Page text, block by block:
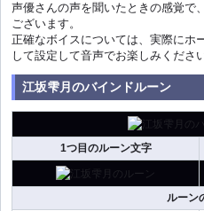
声優さんの声を聞いたときの感覚で
ございます。
正確なボイスについては、実際にホ
して設定して音声でお楽しみください
江坂雫月のバインドルーン
1つ目のルーン文字
ルーン